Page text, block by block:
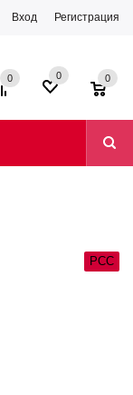
Вход Регистрация
0 0 0
РСС